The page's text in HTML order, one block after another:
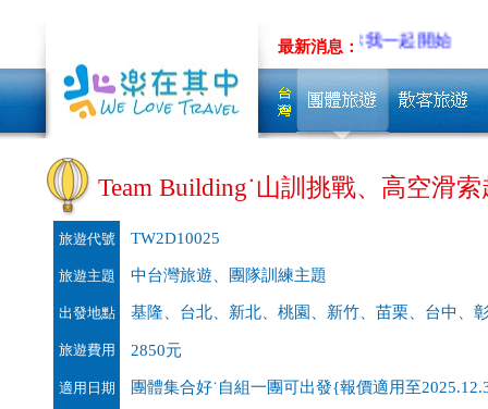
最新消息：
低碳旅行，從你我一起開始
Team Building˙山訓挑戰、高空滑
旅遊代號 TW2D10025
旅遊主題 中台灣旅遊、團隊訓練主題
出發地點 基隆、台北、新北、桃園、新竹、苗栗、台中、
旅遊費用 2850元
適用日期 團體集合好˙自組一團可出發{報價適用至